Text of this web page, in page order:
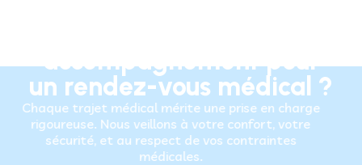
accompagnement pour
un rendez-vous médical ?
Chaque trajet médical mérite une prise en charge
rigoureuse. Nous veillons à votre confort, votre
sécurité, et au respect de vos contraintes
médicales.